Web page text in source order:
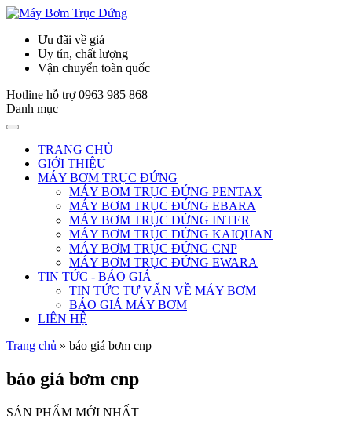
Ưu đãi về giá
Uy tín, chất lượng
Vận chuyển toàn quốc
Hotline hỗ trợ 0963 985 868
Danh mục
TRANG CHỦ
GIỚI THIỆU
MÁY BƠM TRỤC ĐỨNG
MÁY BƠM TRỤC ĐỨNG PENTAX
MÁY BƠM TRỤC ĐỨNG EBARA
MÁY BƠM TRỤC ĐỨNG INTER
MÁY BƠM TRỤC ĐỨNG KAIQUAN
MÁY BƠM TRỤC ĐỨNG CNP
MÁY BƠM TRỤC ĐỨNG EWARA
TIN TỨC - BÁO GIÁ
TIN TỨC TƯ VẤN VỀ MÁY BƠM
BÁO GIÁ MÁY BƠM
LIÊN HỆ
Trang chủ » báo giá bơm cnp
báo giá bơm cnp
SẢN PHẨM MỚI NHẤT